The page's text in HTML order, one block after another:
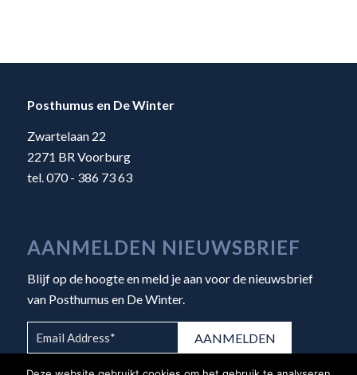
Posthumus en De Winter
Zwartelaan 22
2271 BR Voorburg
tel. 070 - 386 73 63
AANMELDEN NIEUWSBRIEF
Blijf op de hoogte en meld je aan voor de nieuwsbrief
van Posthumus en De Winter.